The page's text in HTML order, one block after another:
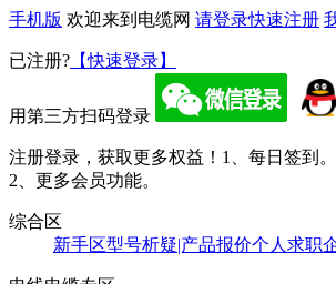
手机版 欢迎来到电缆网 请登录快速注册
已注册? 【快速登录】
用第三方扫码登录
注册登录，获取更多权益！ 1、每日签到。
2、更多会员功能。
综合区
新手区型号析疑|产品报价个人求职